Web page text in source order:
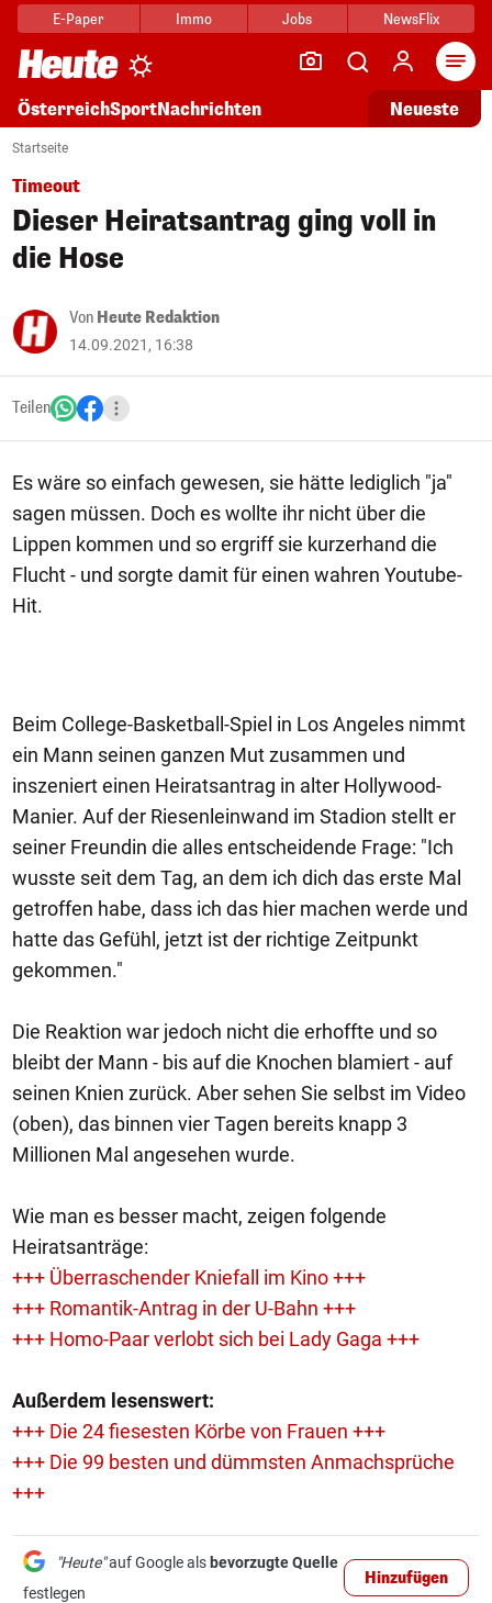
E-Paper Immo Jobs NewsFlix
ÖsterreichSportNachrichten Neueste
Startseite
Timeout
Dieser Heiratsantrag ging voll in
die Hose
Von Heute Redaktion
14.09.2021, 16:38
Teilen
Es wäre so einfach gewesen, sie hätte lediglich "ja"
sagen müssen. Doch es wollte ihr nicht über die
Lippen kommen und so ergriff sie kurzerhand die
Flucht - und sorgte damit für einen wahren Youtube-
Hit.
Beim College-Basketball-Spiel in Los Angeles nimmt
ein Mann seinen ganzen Mut zusammen und
inszeniert einen Heiratsantrag in alter Hollywood-
Manier. Auf der Riesenleinwand im Stadion stellt er
seiner Freundin die alles entscheidende Frage: "Ich
wusste seit dem Tag, an dem ich dich das erste Mal
getroffen habe, dass ich das hier machen werde und
hatte das Gefühl, jetzt ist der richtige Zeitpunkt
gekommen."
Die Reaktion war jedoch nicht die erhoffte und so
bleibt der Mann - bis auf die Knochen blamiert - auf
seinen Knien zurück. Aber sehen Sie selbst im Video
(oben), das binnen vier Tagen bereits knapp 3
Millionen Mal angesehen wurde.
Wie man es besser macht, zeigen folgende
Heiratsanträge:
+++ Überraschender Kniefall im Kino +++
+++ Romantik-Antrag in der U-Bahn +++
+++ Homo-Paar verlobt sich bei Lady Gaga +++
Außerdem lesenswert:
+++ Die 24 fiesesten Körbe von Frauen +++
+++ Die 99 besten und dümmsten Anmachsprüche
+++
"Heute"auf Google als bevorzugte Quelle
festlegen
Hinzufügen